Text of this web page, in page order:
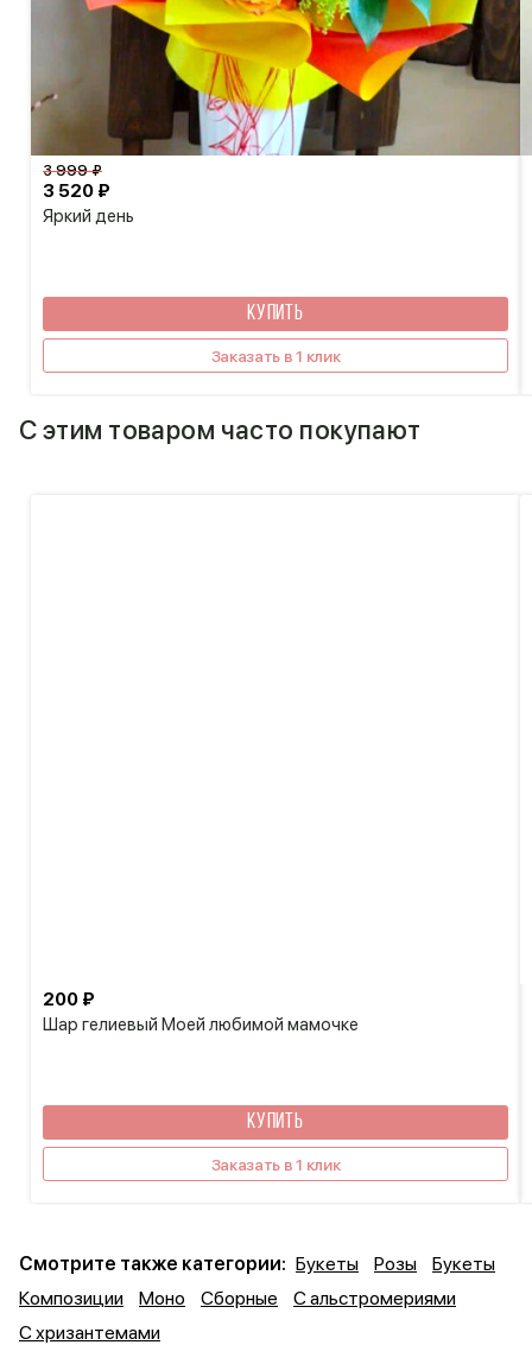
Яркий день
3 520 ₽
3 999 ₽
КУПИТЬ
Заказать в 1 клик
С этим товаром часто покупают
Шар гелиевый Моей любимой мамочке
200 ₽
КУПИТЬ
Заказать в 1 клик
Смотрите также категории: Букеты Розы
Букеты
Композиции
Моно Сборные
С альстромериями
С хризантемами